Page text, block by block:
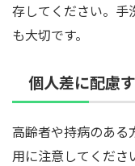
存してください。手
も大切です。
個人差に配慮
高齢者や持病のある
用に注意してくださ